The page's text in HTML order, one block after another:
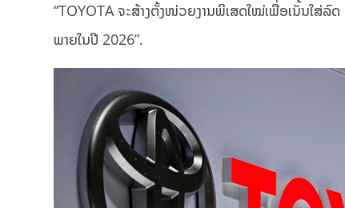
“TOYOTA ຈະສ້າງຕັ້ງໜ່ວຍງານພິເສດໃໝ່ເພື່ອເນັ້ນໃສ່ລົ
ພາຍໃນປີ 2026”.